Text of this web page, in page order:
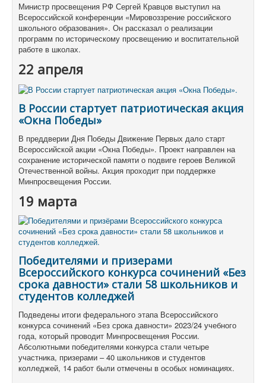
Министр просвещения РФ Сергей Кравцов выступил на
Всероссийской конференции «Мировоззрение российского
школьного образования». Он рассказал о реализации
программ по историческому просвещению и воспитательной
работе в школах.
22 апреля
В России стартует патриотическая акция
«Окна Победы»
В преддверии Дня Победы Движение Первых дало старт
Всероссийской акции «Окна Победы». Проект направлен на
сохранение исторической памяти о подвиге героев Великой
Отечественной войны. Акция проходит при поддержке
Минпросвещения России.
19 марта
Победителями и призерами
Всероссийского конкурса сочинений «Без
срока давности» стали 58 школьников и
студентов колледжей
Подведены итоги федерального этапа Всероссийского
конкурса сочинений «Без срока давности» 2023/24 учебного
года, который проводит Минпросвещения России.
Абсолютными победителями конкурса стали четыре
участника, призерами – 40 школьников и студентов
колледжей, 14 работ были отмечены в особых номинациях.